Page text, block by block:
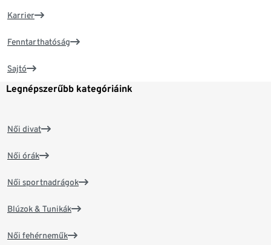
Karrier
Fenntarthatóság
Sajtó
Legnépszerűbb kategóriáink
Női divat
Női órák
Női sportnadrágok
Blúzok & Tunikák
Női fehérneműk